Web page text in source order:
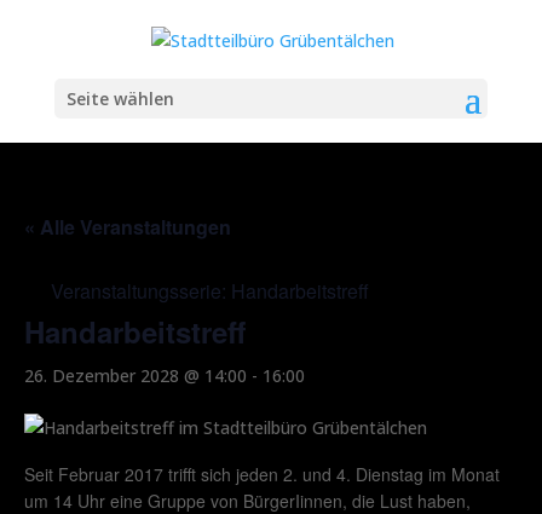
Seite wählen
« Alle Veranstaltungen
Veranstaltungsserie: Handarbeitstreff
Handarbeitstreff
26. Dezember 2028 @ 14:00 - 16:00
Seit Februar 2017 trifft sich jeden 2. und 4. Dienstag im Monat
um 14 Uhr eine Gruppe von BürgerIinnen, die Lust haben,